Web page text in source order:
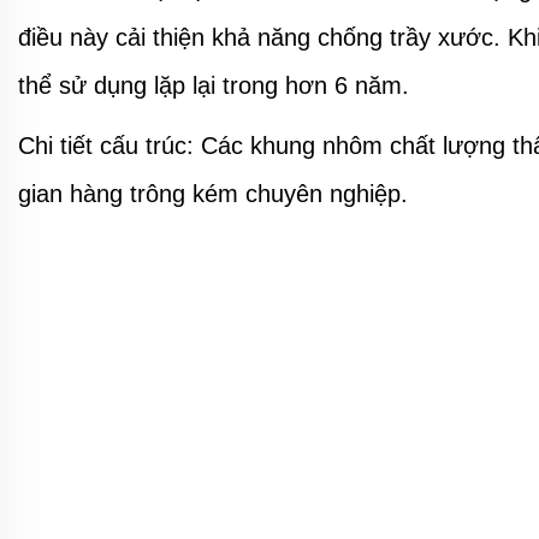
điều này cải thiện khả năng chống trầy xước.
thể sử dụng lặp lại trong hơn 6 năm.
Chi tiết cấu trúc: Các khung nhôm chất lượng
gian hàng trông kém chuyên nghiệp.